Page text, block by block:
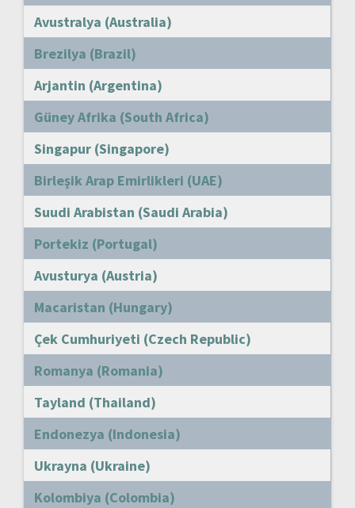
Avustralya (Australia)
Brezilya (Brazil)
Arjantin (Argentina)
Güney Afrika (South Africa)
Singapur (Singapore)
Birleşik Arap Emirlikleri (UAE)
Suudi Arabistan (Saudi Arabia)
Portekiz (Portugal)
Avusturya (Austria)
Macaristan (Hungary)
Çek Cumhuriyeti (Czech Republic)
Romanya (Romania)
Tayland (Thailand)
Endonezya (Indonesia)
Ukrayna (Ukraine)
Kolombiya (Colombia)